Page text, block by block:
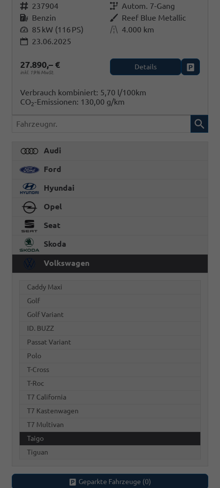
Fahrzeugnr. 237904 GetriebeAutom. 7-Gang
KraftstoffBenzin AußenfarbeReef Blue Metallic
Leistung 85 kW (116 PS) Kilometerstand4.000 km
23.06.2025
27.890,– €
inkl. 19% MwSt.
Details
Verbrauch kombiniert: 5,70 l/100km
CO2-Emissionen: 130,00 g/km
Fahrzeugnr.
Audi
Ford
Hyundai
Opel
Seat
Skoda
Volkswagen
Caddy Maxi
Golf
Golf Variant
ID. BUZZ
Passat Variant
Polo
T-Cross
T-Roc
T7 California
T7 Kastenwagen
T7 Multivan
Taigo
Tiguan
Geparkte Fahrzeuge (0)